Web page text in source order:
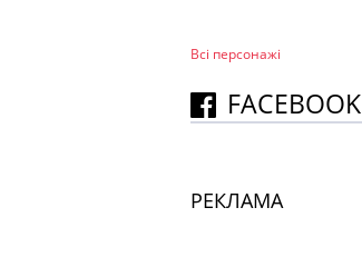
Всі персонажi
FACEBOOK
РЕКЛАМА